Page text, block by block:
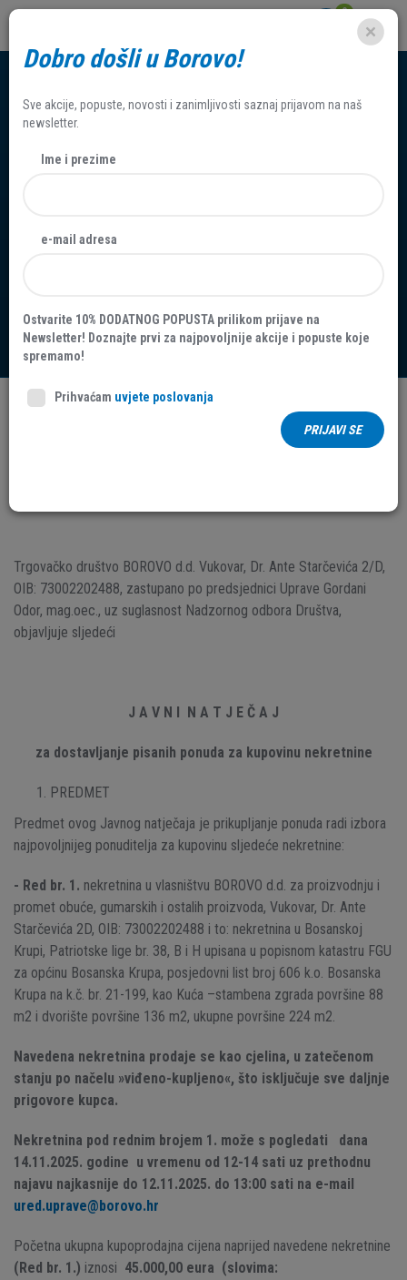
0
J A V N I N A T J E Č A J za
za kupovinu nekretnine B-N-
2025-015
Trgovačko društvo BOROVO d.d. Vukovar, Dr. Ante Starčevića 2/D,
OIB: 73002202488, zastupano po predsjednici Uprave Gordani
Odor, mag.oec., uz suglasnost Nadzornog odbora Društva,
objavljuje sljedeći
J A V N I N A T J E Č A J
za dostavljanje pisanih ponuda za kupovinu nekretnine
PREDMET
Predmet ovog Javnog natječaja je prikupljanje ponuda radi izbora
najpovoljnijeg ponuditelja za kupovinu sljedeće nekretnine:
- Red br. 1. nekretnina u vlasništvu BOROVO d.d. za proizvodnju i
promet obuće, gumarskih i ostalih proizvoda, Vukovar, Dr. Ante
Starčevića 2D, OIB: 73002202488 i to: nekretnina u Bosanskoj
Krupi, Patriotske lige br. 38, B i H upisana u popisnom katastru FGU
za općinu Bosanska Krupa, posjedovni list broj 606 k.o. Bosanska
Krupa na k.č. br. 21-199, kao Kuća –stambena zgrada površine 88
m2 i dvorište površine 136 m2, ukupne površine 224 m2.
Navedena nekretnina prodaje se kao cjelina, u zatečenom
stanju po načelu »viđeno-kupljeno«, što isključuje sve daljnje
prigovore kupca.
Nekretnina pod rednim brojem 1. može s pogledati dana
14.11.2025. godine u vremenu od 12-14 sati uz prethodnu
najavu najkasnije do 12.11.2025. do 13:00 sati na e-mail
ured.uprave@borovo.hr
Početna ukupna kupoprodajna cijena naprijed navedene nekretnine
(Red br. 1.) iznosi 45.000,00 eura (slovima:
Dobro došli u Borovo!
Sve akcije, popuste, novosti i zanimljivosti saznaj prijavom na naš
newsletter.
Ime i prezime
e-mail adresa
Ostvarite 10% DODATNOG POPUSTA prilikom prijave na
Newsletter! Doznajte prvi za najpovoljnije akcije i popuste koje
spremamo!
Prihvaćam uvjete poslovanja
PRIJAVI SE